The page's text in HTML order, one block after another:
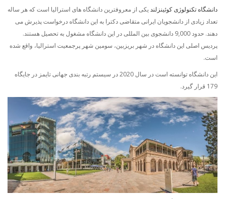
دانشگاه تکنولوژی کوئینزلندیکی از معروفترین دانشگاه های استرالیا است که هر ساله
تعداد زیادی از دانشجویان ایرانی متقاضی دکترا به این دانشگاه درخواست پذیرش می
دهند. حدود 9,000 دانشجوی بین المللی در این دانشگاه مشغول به تحصیل هستند.
پردیس اصلی این دانشگاه در شهر بریزبین، سومین شهر پرجمعیت استرالیا، واقع شده
است.
این دانشگاه توانسته است در سال 2020 در سیستم رتبه بندی جهانی تایمز در جایگاه
179 قرار گیرد.